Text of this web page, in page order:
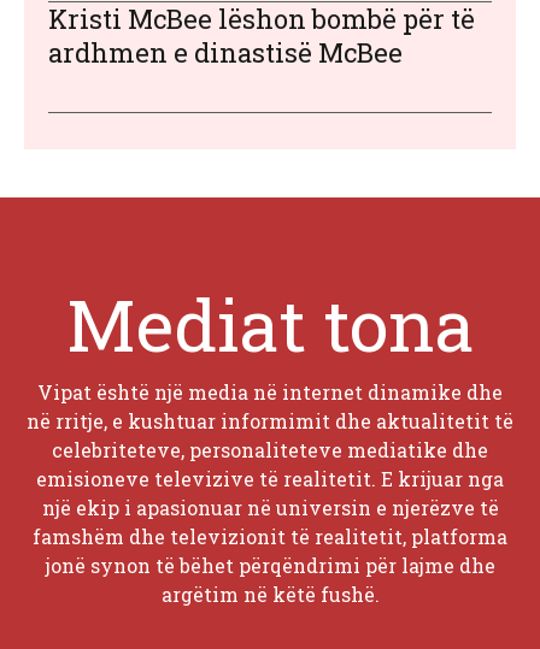
Kristi McBee lëshon bombë për të
ardhmen e dinastisë McBee
Mediat tona
Vipat është një media në internet dinamike dhe
në rritje, e kushtuar informimit dhe aktualitetit të
celebriteteve, personaliteteve mediatike dhe
emisioneve televizive të realitetit. E krijuar nga
një ekip i apasionuar në universin e njerëzve të
famshëm dhe televizionit të realitetit, platforma
jonë synon të bëhet përqëndrimi për lajme dhe
argëtim në këtë fushë.